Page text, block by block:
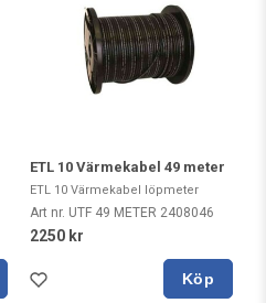
ETL 10 Värmekabel 49 meter
ETL 10 Värmekabel löpmeter
Art nr. UTF 49 METER 2408046
2250 kr
Köp